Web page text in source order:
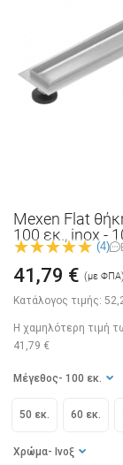
Mexen Flat
100 εκ., inox -
(4)
Κατάλογος τιμής:
41,79 € (με ΦΠΑ)
Η χαμηλότερη τιμή
41,79 €
Μέγεθος - 100 εκ.
50 εκ. 60 εκ.
Χρώμα - Ινοξ